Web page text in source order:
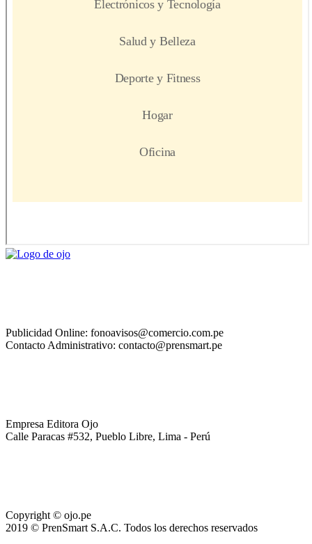
Publicidad Online: fonoavisos@comercio.com.pe
Contacto Administrativo: contacto@prensmart.pe
Empresa Editora Ojo
Calle Paracas #532, Pueblo Libre, Lima - Perú
Copyright © ojo.pe
2019 © PrenSmart S.A.C. Todos los derechos reservados